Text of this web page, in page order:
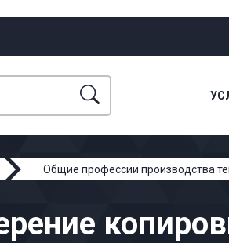
Общие профессии производства